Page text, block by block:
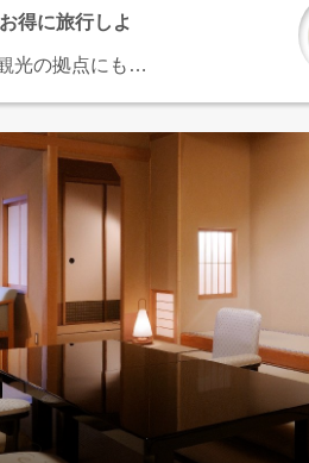
得に旅行しよ
光の拠点にも最
ぶしゃぶなどで
ならここで決ま
チェアとマンガ
ナスイオンドラ
など貸出♪
らかふわふわプ